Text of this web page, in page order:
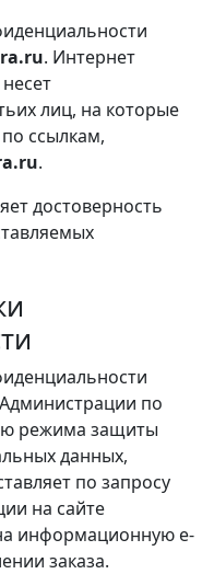
. Интернет
лиц, на которые
ссылкам,
.
достоверность
по
режима защиты
данных,
по запросу
на сайте
информационную e-
заказа.